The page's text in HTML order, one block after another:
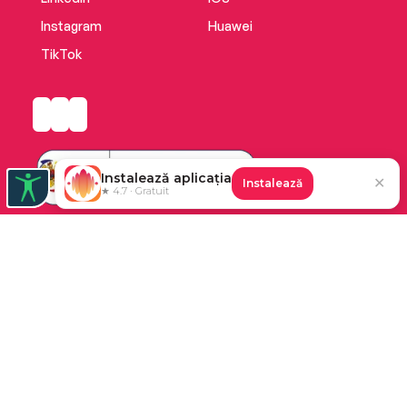
Instagram
TikTok
Huawei
Instalează aplicația
★ 4.7 · Gratuit
Instalează ✕